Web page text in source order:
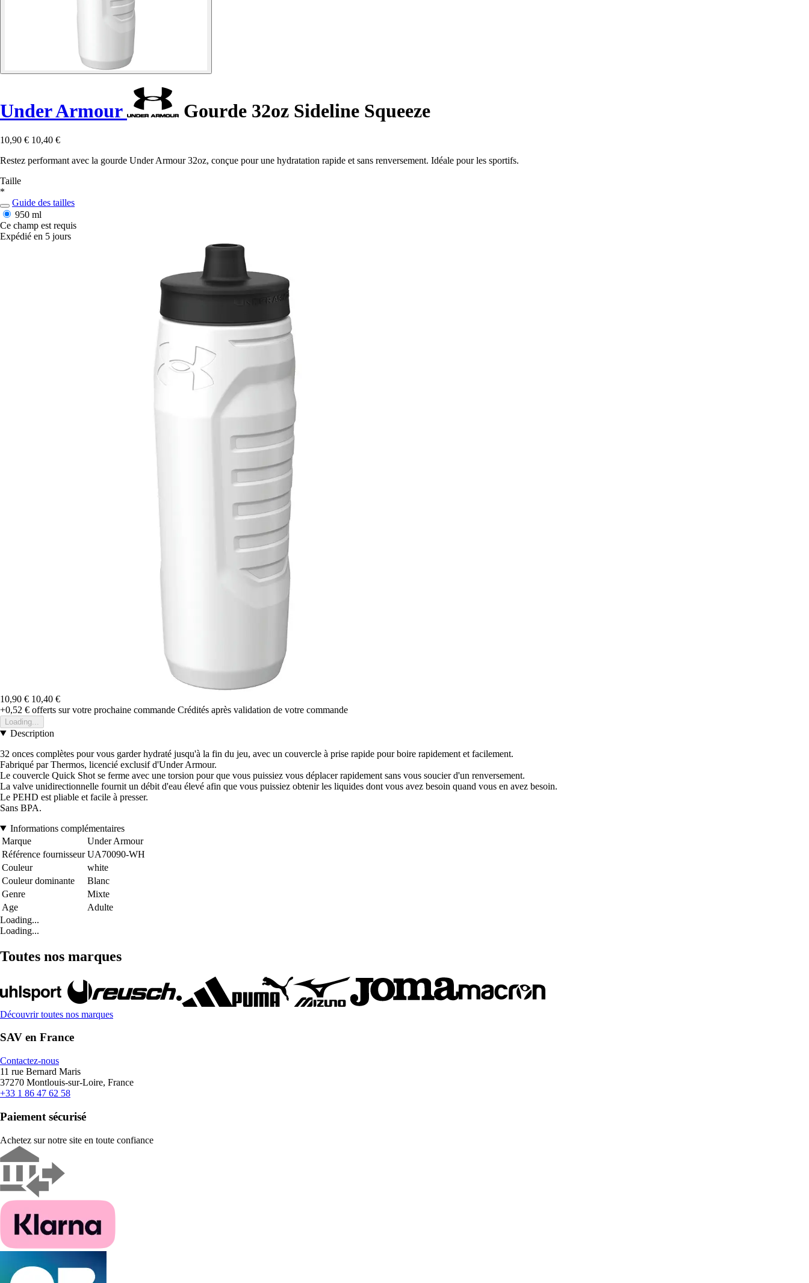
Under Armour Gourde 32oz Sideline Squeeze
10,90 € 10,40 €
Restez performant avec la gourde Under Armour 32oz, conçue pour une hydratation rapide et sans renversement. Idéale pour les sportifs.
Taille
*
Guide des tailles
950 ml
Ce champ est requis
Expédié en 5 jours
10,90 € 10,40 €
+0,52 € offerts sur votre prochaine commande Crédités après validation de votre commande
Loading...
Description
32 onces complètes pour vous garder hydraté jusqu'à la fin du jeu, avec un couvercle à prise rapide pour boire rapidement et facilement.
Fabriqué par Thermos, licencié exclusif d'Under Armour.
Le couvercle Quick Shot se ferme avec une torsion pour que vous puissiez vous déplacer rapidement sans vous soucier d'un renversement.
La valve unidirectionnelle fournit un débit d'eau élevé afin que vous puissiez obtenir les liquides dont vous avez besoin quand vous en avez besoin.
Le PEHD est pliable et facile à presser.
Sans BPA.
Informations complémentaires
Marque
Under Armour
Référence fournisseur UA70090-WH
Couleur
white
Couleur dominante
Blanc
Genre
Mixte
Age
Adulte
Loading...
Loading...
Toutes nos marques
Découvrir toutes nos marques
SAV en France
Contactez-nous
11 rue Bernard Maris
37270 Montlouis-sur-Loire, France
+33 1 86 47 62 58
Paiement sécurisé
Achetez sur notre site en toute confiance